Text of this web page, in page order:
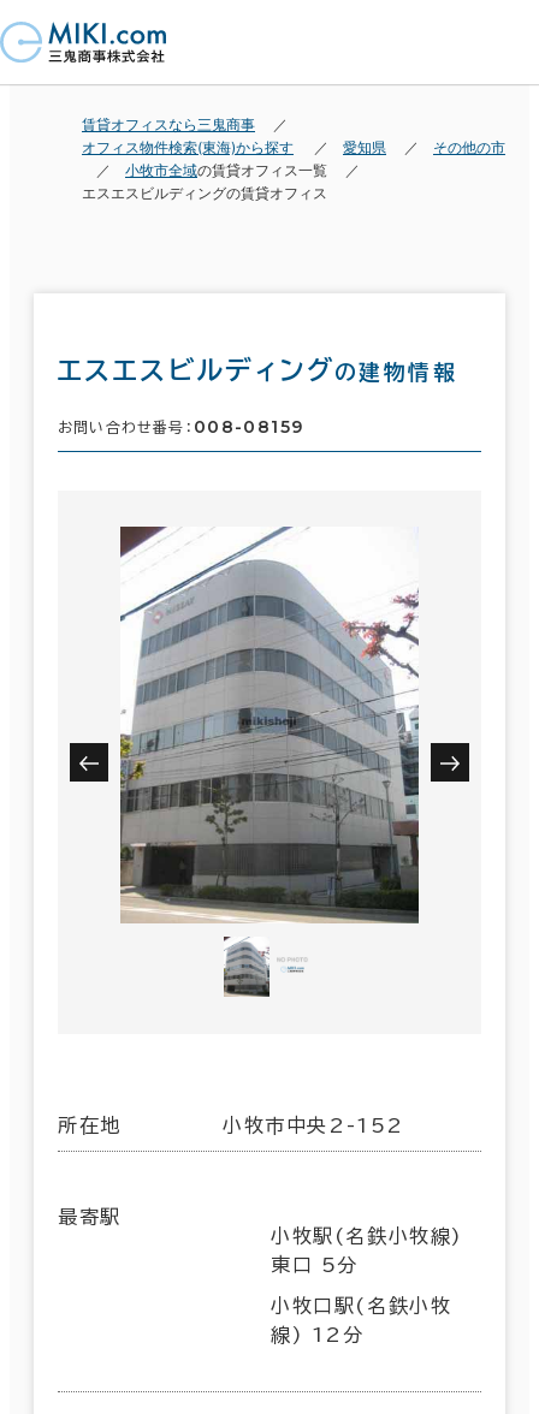
賃貸オフィスなら三鬼商事
オフィス物件検索(東海)から探す
愛知県
その他の市
小牧市全域の賃貸オフィス一覧
エスエスビルディングの賃貸オフィス
エスエスビルディングの建物情報
お問い合わせ番号： 008-08159
所在地 小牧市中央2-152
最寄駅
小牧駅(名鉄小牧線)
東口 5分
小牧口駅(名鉄小牧
線) 12分